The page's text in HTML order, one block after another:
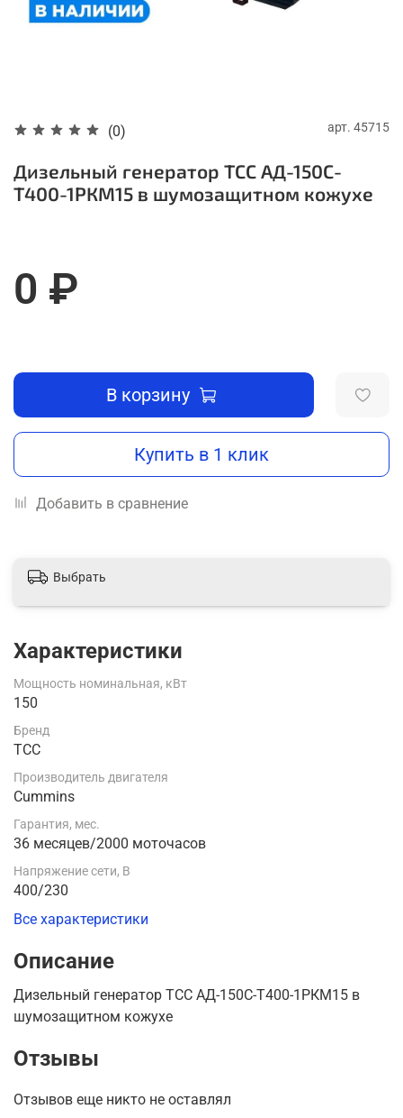
(0) арт. 45715
Дизельный генератор ТСС АД-150C-
Т400-1РКМ15 в шумозащитном кожухе
0 ₽
В корзину
Купить в 1 клик
Добавить в сравнение
Выбрать
Характеристики
Мощность номинальная, кВт
150
Бренд
ТСС
Производитель двигателя
Cummins
Гарантия, мес.
36 месяцев/2000 моточасов
Напряжение сети, В
400/230
Все характеристики
Описание
Дизельный генератор ТСС АД-150C-Т400-1РКМ15 в
шумозащитном кожухе
Отзывы
Отзывов еще никто не оставлял